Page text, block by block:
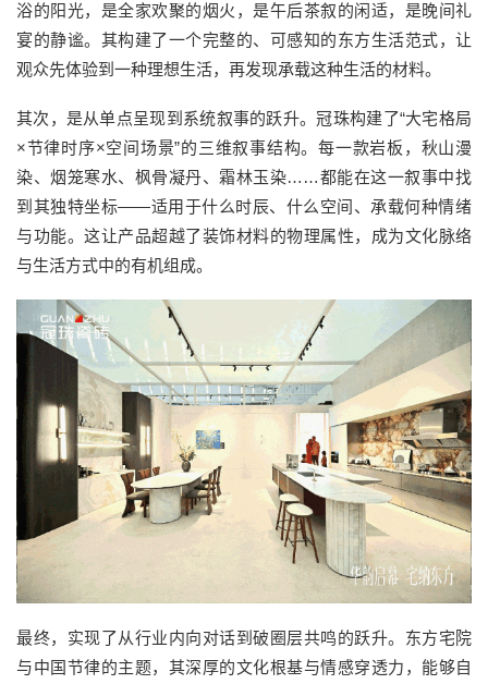
浴的阳光，是全家欢聚的烟火，是午后茶叙的闲适，是晚间礼
宴的静谧。其构建了一个完整的、可感知的东方生活范式，让
观众先体验到一种理想生活，再发现承载这种生活的材料。
其次，是从单点呈现到系统叙事的跃升。冠珠构建了“大宅格局
×节律时序×空间场景”的三维叙事结构。每一款岩板，秋山漫
染、烟笼寒水、枫骨凝丹、霜林玉染……都能在这一叙事中找
到其独特坐标——适用于什么时辰、什么空间、承载何种情绪
与功能。这让产品超越了装饰材料的物理属性，成为文化脉络
与生活方式中的有机组成。
最终，实现了从行业内向对话到破圈层共鸣的跃升。东方宅院
与中国节律的主题，其深厚的文化根基与情感穿透力，能够自